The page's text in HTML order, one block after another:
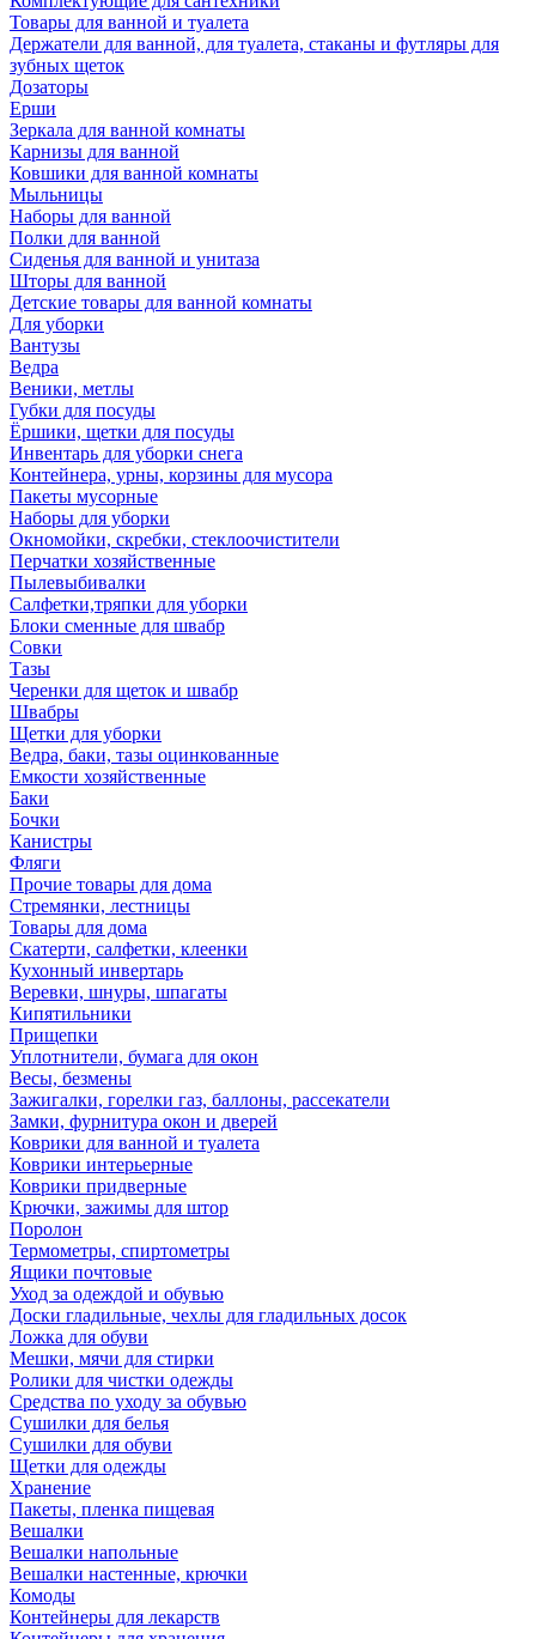
Товары для ванной и туалета
Держатели для ванной, для туалета, стаканы и футляры для
зубных щеток
Дозаторы
Ерши
Зеркала для ванной комнаты
Карнизы для ванной
Ковшики для ванной комнаты
Мыльницы
Наборы для ванной
Полки для ванной
Сиденья для ванной и унитаза
Шторы для ванной
Детские товары для ванной комнаты
Для уборки
Вантузы
Ведра
Веники, метлы
Губки для посуды
Ёршики, щетки для посуды
Инвентарь для уборки снега
Контейнера, урны, корзины для мусора
Пакеты мусорные
Наборы для уборки
Окномойки, скребки, стеклоочистители
Перчатки хозяйственные
Пылевыбивалки
Салфетки,тряпки для уборки
Блоки сменные для швабр
Совки
Тазы
Черенки для щеток и швабр
Швабры
Щетки для уборки
Ведра, баки, тазы оцинкованные
Емкости хозяйственные
Баки
Бочки
Канистры
Фляги
Прочие товары для дома
Стремянки, лестницы
Товары для дома
Скатерти, салфетки, клеенки
Кухонный инвертарь
Веревки, шнуры, шпагаты
Кипятильники
Прищепки
Уплотнители, бумага для окон
Весы, безмены
Зажигалки, горелки газ, баллоны, рассекатели
Замки, фурнитура окон и дверей
Коврики для ванной и туалета
Коврики интерьерные
Коврики придверные
Крючки, зажимы для штор
Поролон
Термометры, спиртометры
Ящики почтовые
Уход за одеждой и обувью
Доски гладильные, чехлы для гладильных досок
Ложка для обуви
Мешки, мячи для стирки
Ролики для чистки одежды
Средства по уходу за обувью
Сушилки для белья
Сушилки для обуви
Щетки для одежды
Хранение
Пакеты, пленка пищевая
Вешалки
Вешалки напольные
Вешалки настенные, крючки
Комоды
Контейнеры для лекарств